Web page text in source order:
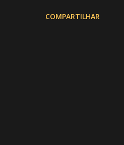
COMPARTILHAR